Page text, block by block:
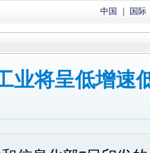
中国 国际
业将呈低增速